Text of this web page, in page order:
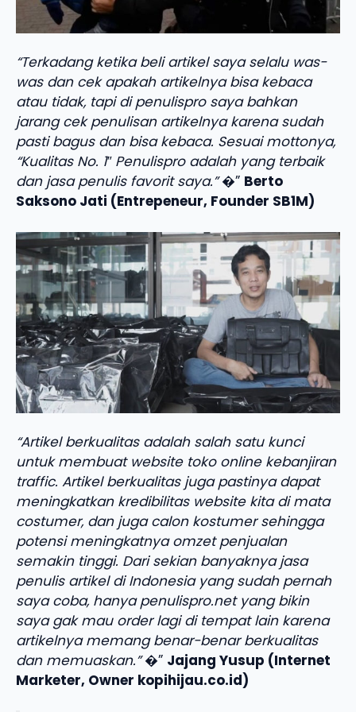
“Terkadang ketika beli artikel saya selalu was-
was dan cek apakah artikelnya bisa kebaca
atau tidak, tapi di penulispro saya bahkan
jarang cek penulisan artikelnya karena sudah
pasti bagus dan bisa kebaca. Sesuai mottonya,
“Kualitas No. 1″ Penulispro adalah yang terbaik
dan jasa penulis favorit saya.”�” Berto
Saksono Jati (Entrepeneur, Founder SB1M)
“Artikel berkualitas adalah salah satu kunci
untuk membuat website toko online kebanjiran
traffic. Artikel berkualitas juga pastinya dapat
meningkatkan kredibilitas website kita di mata
costumer, dan juga calon kostumer sehingga
potensi meningkatnya omzet penjualan
semakin tinggi. Dari sekian banyaknya jasa
penulis artikel di Indonesia yang sudah pernah
saya coba, hanya penulispro.net yang bikin
saya gak mau order lagi di tempat lain karena
artikelnya memang benar-benar berkualitas
dan memuaskan.”�” Jajang Yusup (Internet
Marketer, Owner kopihijau.co.id)